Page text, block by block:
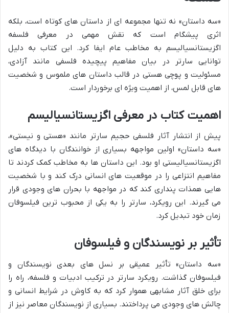
«سه داستان» نه تنها مجموعه ای از داستان های کوتاه است، بلکه
اثری پیشگام است که نقش مهمی در معرفی فلسفه
اگزیستانسیالیسم به مخاطب عام ایفا کرد. این کتاب به دلیل
توانایی سارتر در بیان مفاهیم پیچیده فلسفی مانند آزادی،
مسئولیت و پوچی هستی در قالب داستان های ملموس و شخصیت
های قابل لمس، از اهمیت ویژه ای برخوردار است.
اهمیت کتاب در معرفی اگزیستانسیالیسم
پیش از انتشار آثار فلسفی حجیم سارتر مانند «هستی و نیستی»،
«سه داستان» اولین مواجهه بسیاری از خوانندگان با دیدگاه های
اگزیستانسیالیستی او بود. این داستان ها به مخاطب کمک کردند تا
مفاهیم انتزاعی را در موقعیت های انسانی درک کند و با شخصیت
هایی همذات پنداری کند که در مواجهه با بحران های وجودی قرار
می گیرند. این رویکرد، سارتر را به یکی از محبوب ترین فیلسوفان
زمان خود تبدیل کرد.
تأثیر بر نویسندگان و فیلسوفان
«سه داستان» تأثیر عمیقی بر نسل های بعدی نویسندگان و
فیلسوفان گذاشت. رویکرد سارتر در ترکیب ادبیات و فلسفه، راه را
برای خلق آثار مشابهی هموار کرد که به کاوش در شرایط انسانی و
چالش های وجودی می پرداختند. بسیاری از نویسندگان معاصر نیز از